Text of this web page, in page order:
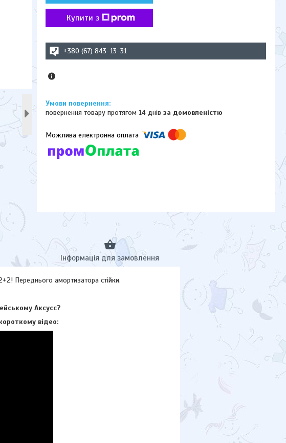
Купити з
+380 (67) 843-13-31
повернення товару протягом 14 днівза домовленістю
Інформація для замовлення
Переднього амортизатора стійки.
Аксусс?
відео: